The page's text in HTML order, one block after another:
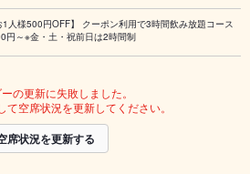
1人様500円OFF】 クーポン利用で3時間飲み放題コース
円～※金・土・祝前日は2時間制
の更新に失敗しました。
て空席状況を更新してください。
席状況を更新する